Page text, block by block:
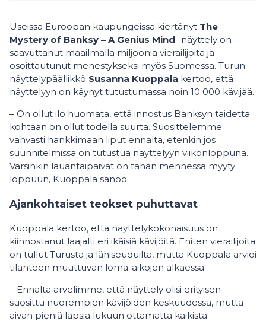
Useissa Euroopan kaupungeissa kiertänyt The
Mystery of Banksy – A Genius Mind -näyttely on
saavuttanut maailmalla miljoonia vierailijoita ja
osoittautunut menestykseksi myös Suomessa. Turun
näyttelypäällikkö Susanna Kuoppala kertoo, että
näyttelyyn on käynyt tutustumassa noin 10 000 kävijää.
– On ollut ilo huomata, että innostus Banksyn taidetta
kohtaan on ollut todella suurta. Suosittelemme
vahvasti hankkimaan liput ennalta, etenkin jos
suunnitelmissa on tutustua näyttelyyn viikonloppuna.
Varsinkin lauantaipäivät on tähän mennessä myyty
loppuun, Kuoppala sanoo.
Ajankohtaiset teokset puhuttavat
Kuoppala kertoo, että näyttelykokonaisuus on
kiinnostanut laajalti eri ikäisiä kävijöitä. Eniten vierailijoita
on tullut Turusta ja lähiseuduilta, mutta Kuoppala arvioi
tilanteen muuttuvan loma-aikojen alkaessa.
– Ennalta arvelimme, että näyttely olisi erityisen
suosittu nuorempien kävijöiden keskuudessa, mutta
aivan pieniä lapsia lukuun ottamatta kaikista